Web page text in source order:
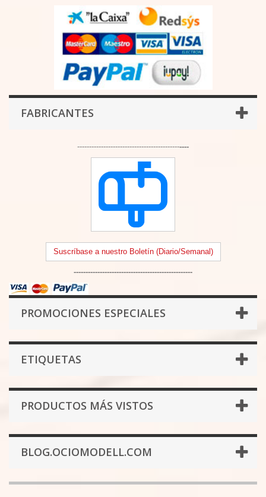
FABRICANTES
-----------------------------------------------
Suscríbase a nuestro Boletín (Diario/Semanal)
--------------------------------------------------
PROMOCIONES ESPECIALES
ETIQUETAS
PRODUCTOS MÁS VISTOS
BLOG.OCIOMODELL.COM